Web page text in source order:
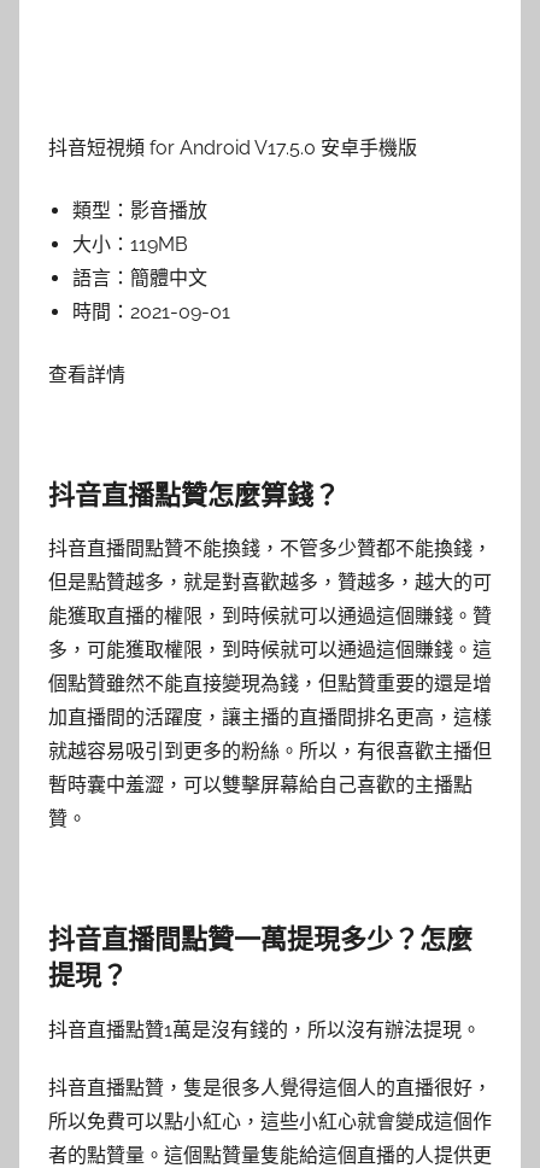
抖音短視頻 for Android V17.5.0 安卓手機版
類型： 影音播放
大小： 119MB
語言： 簡體中文
時間： 2021-09-01
查看詳情
抖音直播點贊怎麼算錢？
抖音直播間點贊不能換錢，不管多少贊都不能換錢，
但是點贊越多，就是對喜歡越多，贊越多，越大的可
能獲取直播的權限，到時候就可以通過這個賺錢。贊
多，可能獲取權限，到時候就可以通過這個賺錢。這
個點贊雖然不能直接變現為錢，但點贊重要的還是增
加直播間的活躍度，讓主播的直播間排名更高，這樣
就越容易吸引到更多的粉絲。所以，有很喜歡主播但
暫時囊中羞澀，可以雙擊屏幕給自己喜歡的主播點
贊。
抖音直播間點贊一萬提現多少？怎麼
提現？
抖音直播點贊1萬是沒有錢的，所以沒有辦法提現。
抖音直播點贊，隻是很多人覺得這個人的直播很好，
所以免費可以點小紅心，這些小紅心就會變成這個作
者的點贊量。這個點贊量隻能給這個直播的人提供更